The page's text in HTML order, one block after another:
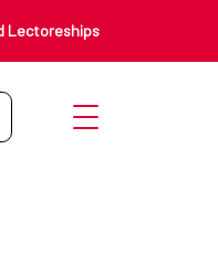
Lectoreships
Open menu